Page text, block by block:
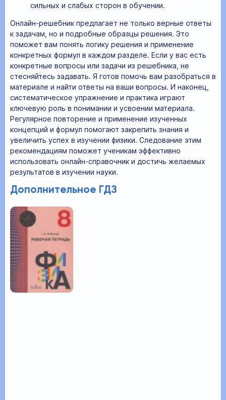
сильных и слабых сторон в обучении.
Онлайн-решебник предлагает не только верные ответы
к задачам, но и подробные образцы решения. Это
поможет вам понять логику решения и применение
конкретных формул в каждом разделе. Если у вас есть
конкретные вопросы или задачи из решебника, не
стесняйтесь задавать. Я готов помочь вам разобраться в
материале и найти ответы на ваши вопросы. И наконец,
систематическое упражнение и практика играют
ключевую роль в понимании и усвоении материала.
Регулярное повторение и применение изученных
концепций и формул помогают закрепить знания и
увеличить успех в изучении физики. Следование этим
рекомендациям поможет ученикам эффективно
использовать онлайн-справочник и достичь желаемых
результатов в изучении науки.
Дополнительное ГДЗ